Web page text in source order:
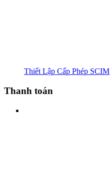
Thiết Lập Cấp Phép SCIM
Thanh toán